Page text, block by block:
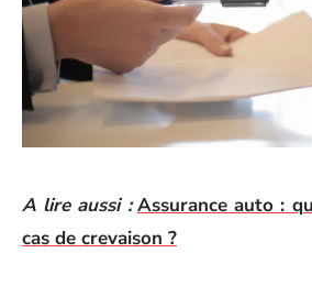
A lire aussi : Assurance auto :
cas de crevaison ?